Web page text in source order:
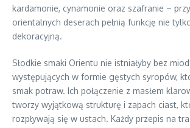
kardamonie, cynamonie oraz szafranie –
orientalnych deserach pełnią funkcję nie
dekoracyjną.
Słodkie smaki Orientu nie istniałyby bez
występujących w formie gęstych syropów,
smak potraw. Ich połączenie z masłem
tworzy wyjątkową strukturę i zapach ciast,
rozpływają się w ustach. Każdy przepis na